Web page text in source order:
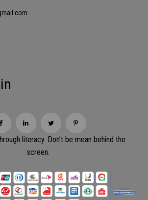
literacy. Don’t be mean behind the
screen.